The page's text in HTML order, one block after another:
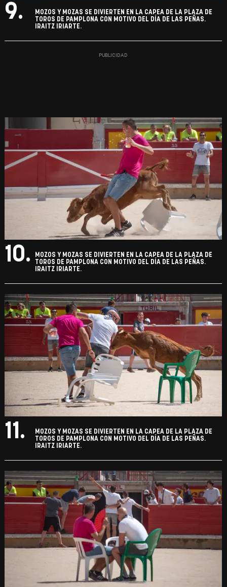
9.
MOZOS Y MOZAS SE DIVIERTEN EN LA CAPEA DE LA PLAZA DE
TOROS DE PAMPLONA CON MOTIVO DEL DÍA DE LAS PEÑAS.
IRAITZ IRIARTE.
10.
MOZOS Y MOZAS SE DIVIERTEN EN LA CAPEA DE LA PLAZA DE
TOROS DE PAMPLONA CON MOTIVO DEL DÍA DE LAS PEÑAS.
IRAITZ IRIARTE.
11.
MOZOS Y MOZAS SE DIVIERTEN EN LA CAPEA DE LA PLAZA DE
TOROS DE PAMPLONA CON MOTIVO DEL DÍA DE LAS PEÑAS.
IRAITZ IRIARTE.